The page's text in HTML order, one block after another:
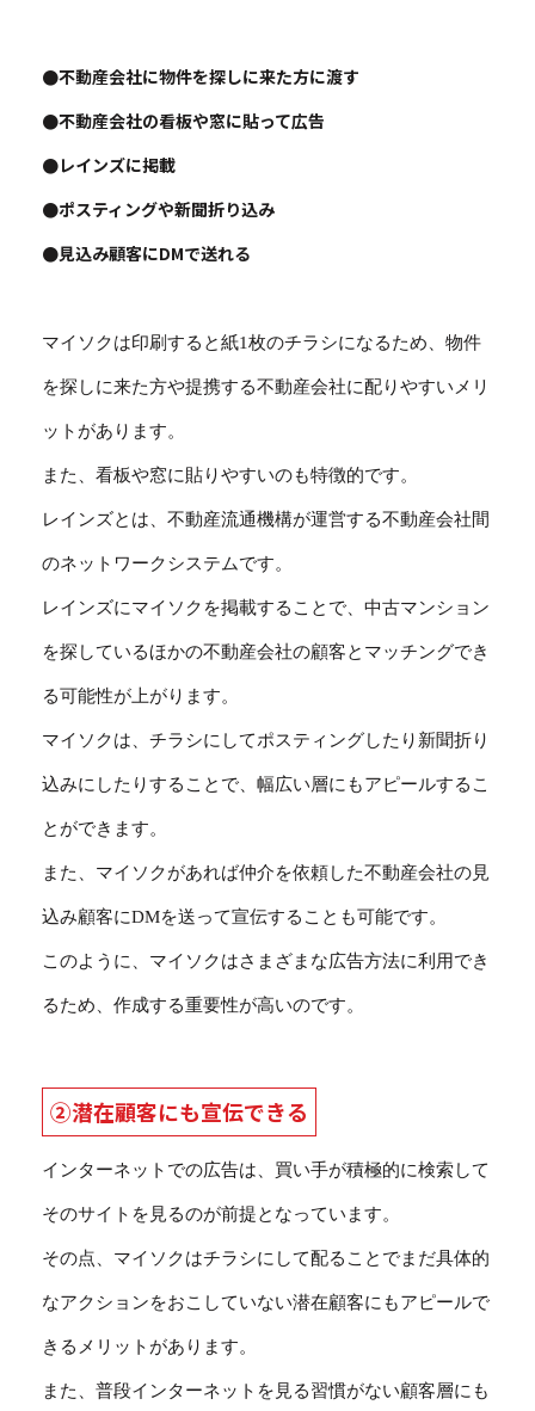
●不動産会社に物件を探しに来た方に渡す
●不動産会社の看板や窓に貼って広告
●レインズに掲載
●ポスティングや新聞折り込み
●見込み顧客にDMで送れる
マイソクは印刷すると紙1枚のチラシになるため、物件
を探しに来た方や提携する不動産会社に配りやすいメリ
ットがあります。
また、看板や窓に貼りやすいのも特徴的です。
レインズとは、不動産流通機構が運営する不動産会社間
のネットワークシステムです。
レインズにマイソクを掲載することで、中古マンション
を探しているほかの不動産会社の顧客とマッチングでき
る可能性が上がります。
マイソクは、チラシにしてポスティングしたり新聞折り
込みにしたりすることで、幅広い層にもアピールするこ
とができます。
また、マイソクがあれば仲介を依頼した不動産会社の見
込み顧客にDMを送って宣伝することも可能です。
このように、マイソクはさまざまな広告方法に利用でき
るため、作成する重要性が高いのです。
②潜在顧客にも宣伝できる
インターネットでの広告は、買い手が積極的に検索して
そのサイトを見るのが前提となっています。
その点、マイソクはチラシにして配ることでまだ具体的
なアクションをおこしていない潜在顧客にもアピールで
きるメリットがあります。
また、普段インターネットを見る習慣がない顧客層にも